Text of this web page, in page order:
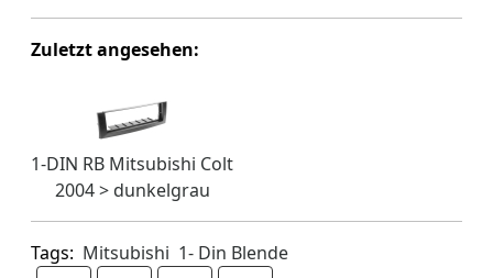
Zuletzt angesehen:
1-DIN RB Mitsubishi Colt
2004 > dunkelgrau
Tags: Mitsubishi 1- Din Blende